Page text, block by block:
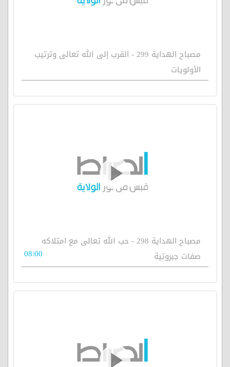
مصباح الهداية 299 - القرب إلى الله تعالى وترتيب
الأولويات
مصباح الهداية 298 - حب الله تعالى مع امتلاكه
صفات جبروتية
08:00